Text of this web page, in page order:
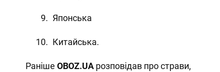
Японська
Китайська.
Раніше OBOZ.UA розповідав про страви,